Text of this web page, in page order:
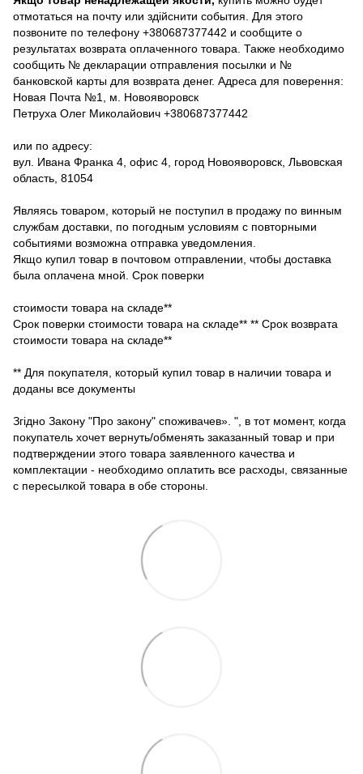
отмотаться на почту или здійснити события. Для этого
позвоните по телефону +380687377442 и сообщите о
результатах возврата оплаченного товара. Также необходимо
сообщить № декларации отправления посылки и №
банковской карты для возврата денег. Адреса для поверення:
Новая Почта №1, м. Новояворовск
Петруха Олег Миколайович +380687377442
или по адресу:
вул. Ивана Франка 4, офис 4, город Новояворовск, Львовская
область, 81054
Являясь товаром, который не поступил в продажу по винным
службам доставки, по погодным условиям с повторными
событиями возможна отправка уведомления.
Якщо купил товар в почтовом отправлении, чтобы доставка
была оплачена мной. Срок поверки
стоимости товара на складе**
Срок поверки стоимости товара на складе** ** Срок возврата
стоимости товара на складе**
** Для покупателя, который купил товар в наличии товара и
доданы все документы
Згідно Закону "Про закону" споживачев». ", в тот момент, когда
покупатель хочет вернуть/обменять заказанный товар и при
подтверждении этого товара заявленного качества и
комплектации - необходимо оплатить все расходы, связанные
с пересылкой товара в обе стороны.